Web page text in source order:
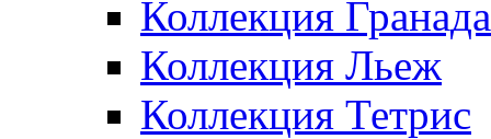
Коллекция Гранада
Коллекция Льеж
Коллекция Тетрис